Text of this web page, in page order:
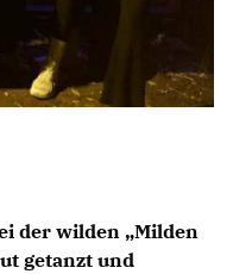
der wilden „Milden
getanzt und